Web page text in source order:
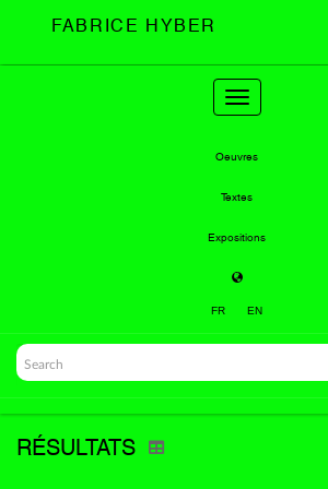
FABRICE HYBER
Toggle
navigation
Oeuvres
Textes
Expositions
FR EN
RÉSULTATS